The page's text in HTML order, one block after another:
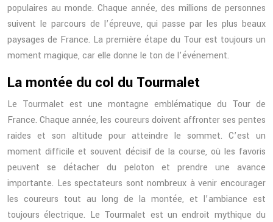
populaires au monde. Chaque année, des millions de personnes
suivent le parcours de l’épreuve, qui passe par les plus beaux
paysages de France. La première étape du Tour est toujours un
moment magique, car elle donne le ton de l’événement.
La montée du col du Tourmalet
Le Tourmalet est une montagne emblématique du Tour de
France. Chaque année, les coureurs doivent affronter ses pentes
raides et son altitude pour atteindre le sommet. C’est un
moment difficile et souvent décisif de la course, où les favoris
peuvent se détacher du peloton et prendre une avance
importante. Les spectateurs sont nombreux à venir encourager
les coureurs tout au long de la montée, et l’ambiance est
toujours électrique. Le Tourmalet est un endroit mythique du